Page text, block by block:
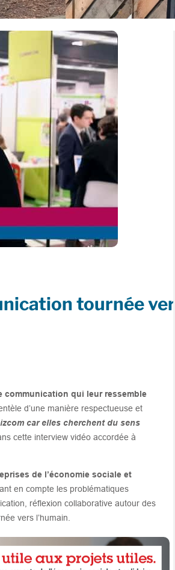
tournée vers
communication qui leur ressemble
d’une manière respectueuse et
car elles cherchent du sens
cette interview vidéo accordée à
de l’économie sociale et
en compte les problématiques
réflexion collaborative autour des
vers l’humain.